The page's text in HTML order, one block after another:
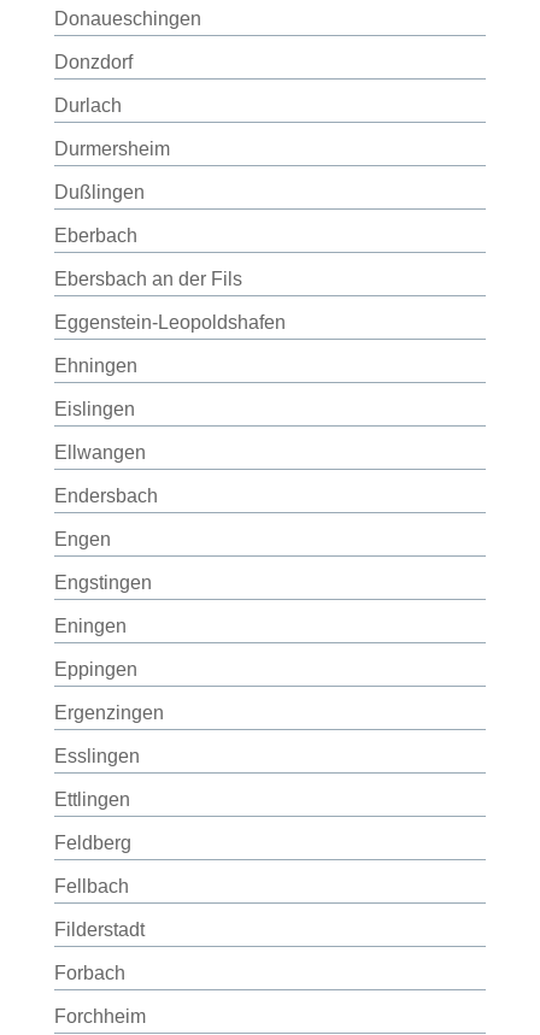
Donaueschingen
Donzdorf
Durlach
Durmersheim
Dußlingen
Eberbach
Ebersbach an der Fils
Eggenstein-Leopoldshafen
Ehningen
Eislingen
Ellwangen
Endersbach
Engen
Engstingen
Eningen
Eppingen
Ergenzingen
Esslingen
Ettlingen
Feldberg
Fellbach
Filderstadt
Forbach
Forchheim